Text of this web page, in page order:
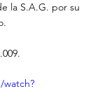
la S.A.G. por su